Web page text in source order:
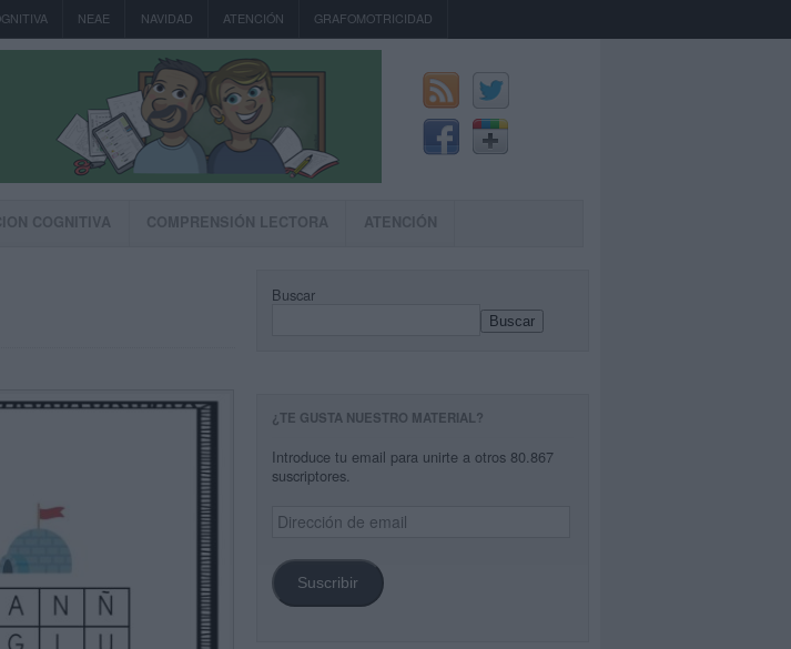
NEAE NAVIDAD ATENCIÓN GRAFOMOTRICIDAD
COGNITIVA COMPRENSIÓN LECTORA ATENCIÓN
Buscar
Buscar
¿TE GUSTA NUESTRO MATERIAL?
Introduce tu email para unirte a otros 80.867
suscriptores.
Dirección
de
Suscribir